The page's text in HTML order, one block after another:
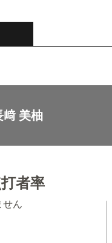
﨑 美柚
者率
せん